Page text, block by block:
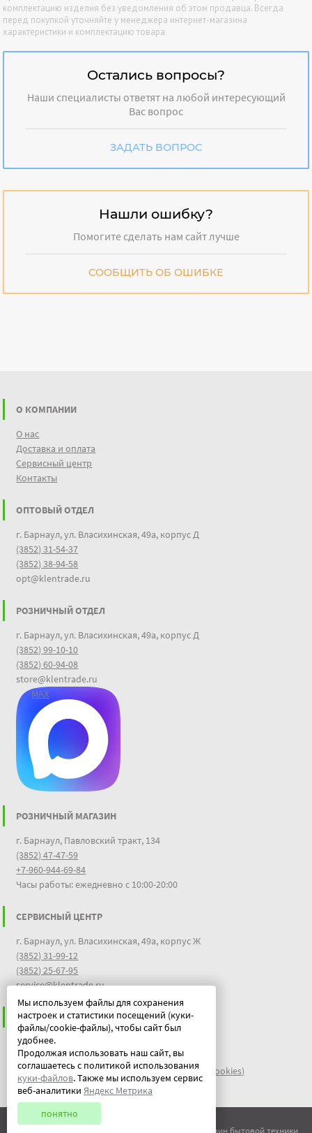
комплектацию изделия без уведомления об этом продавца. Всегда
перед покупкой уточняйте у менеджера интернет-магазина
характеристики и комплектацию товара.
Остались вопросы?
Наши специалисты ответят на любой интересующий
Вас вопрос
ЗАДАТЬ ВОПРОС
Нашли ошибку?
Помогите сделать нам сайт лучше
СООБЩИТЬ ОБ ОШИБКЕ
Мы используем файлы для сохранения
настроек и статистики посещений (куки-
файлы/cookie-файлы), чтобы сайт был
удобнее.
Продолжая использовать наш сайт, вы
соглашаетесь с политикой использования
куки-файлов. Также мы используем сервис
веб-аналитики Яндекс Метрика
понятно
О КОМПАНИИ
О нас
Доставка и оплата
Сервисный центр
Контакты
ОПТОВЫЙ ОТДЕЛ
г. Барнаул, ул. Власихинская, 49а, корпус Д
(3852) 31-54-37
(3852) 38-94-58
opt@klentrade.ru
РОЗНИЧНЫЙ ОТДЕЛ
г. Барнаул, ул. Власихинская, 49а, корпус Д
(3852) 99-10-10
(3852) 60-94-08
store@klentrade.ru
MAX
РОЗНИЧНЫЙ МАГАЗИН
г. Барнаул, Павловский тракт, 134
(3852) 47-47-59
+7-960-944-69-84
Часы работы: ежедневно с 10:00-20:00
СЕРВИСНЫЙ ЦЕНТР
г. Барнаул, ул. Власихинская, 49а, корпус Ж
(3852) 31-99-12
(3852) 25-67-95
service@klentrade.ru
ИНФОРМАЦИЯ
Пользовательское соглашение
Политика конфиденциальности
файлы идентификации пользователей куки (cookies)
Документы
© ООО "Китеж" 1995-2026 | Магазин бытовой техники